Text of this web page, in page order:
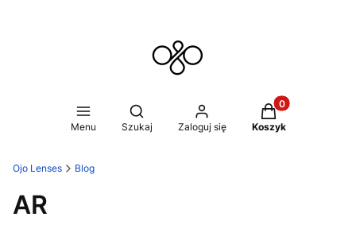
Menu
Otwórz wyszukiwarkę
Szukaj Zaloguj się
Produkty w
Koszyk
Ojo Lenses Blog
AR